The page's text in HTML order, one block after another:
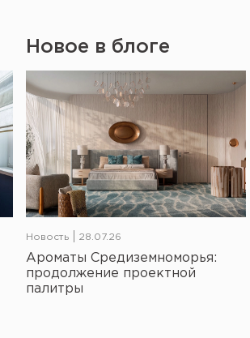
Новое в блоге
Новость 28.07.26
Ароматы Средиземноморья:
продолжение проектной
палитры